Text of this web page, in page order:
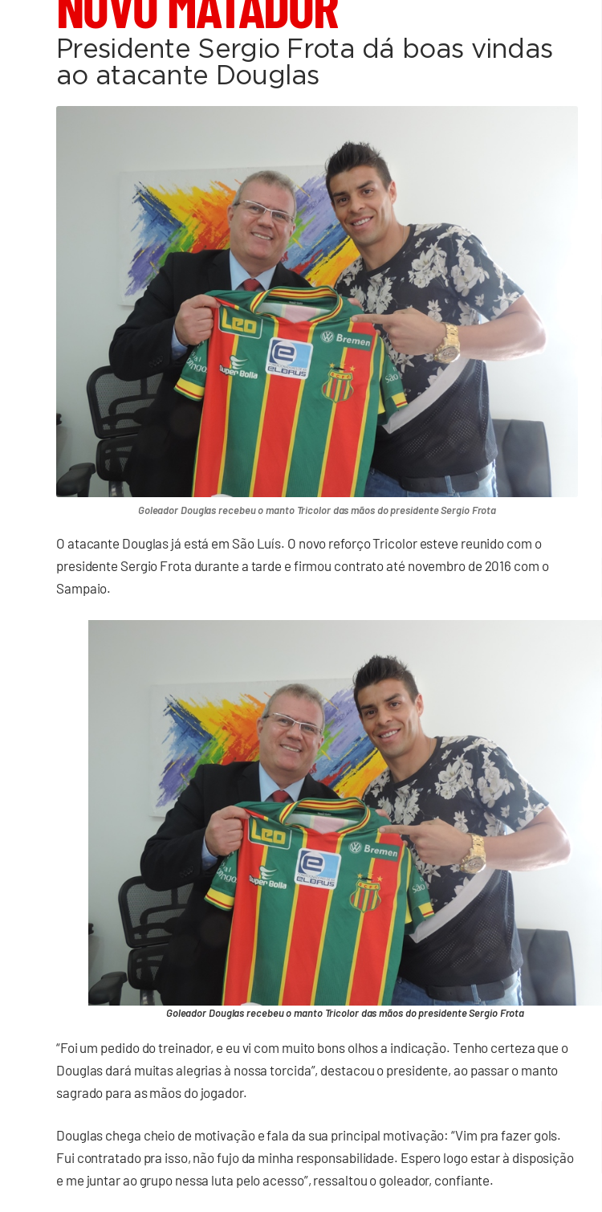
Presidente Sergio Frota dá boas vindas
ao atacante Douglas
Goleador Douglas recebeu o manto Tricolor das mãos do presidente Sergio Frota
O atacante Douglas já está em São Luís. O novo reforço Tricolor esteve reunido com o
presidente Sergio Frota durante a tarde e firmou contrato até novembro de 2016 com o
Sampaio.
Goleador Douglas recebeu o manto Tricolor das mãos do presidente Sergio Frota
“Foi um pedido do treinador, e eu vi com muito bons olhos a indicação. Tenho certeza que o
Douglas dará muitas alegrias à nossa torcida”, destacou o presidente, ao passar o manto
sagrado para as mãos do jogador.
Douglas chega cheio de motivação e fala da sua principal motivação: “Vim pra fazer gols.
Fui contratado pra isso, não fujo da minha responsabilidade. Espero logo estar à disposição
e me juntar ao grupo nessa luta pelo acesso”, ressaltou o goleador, confiante.